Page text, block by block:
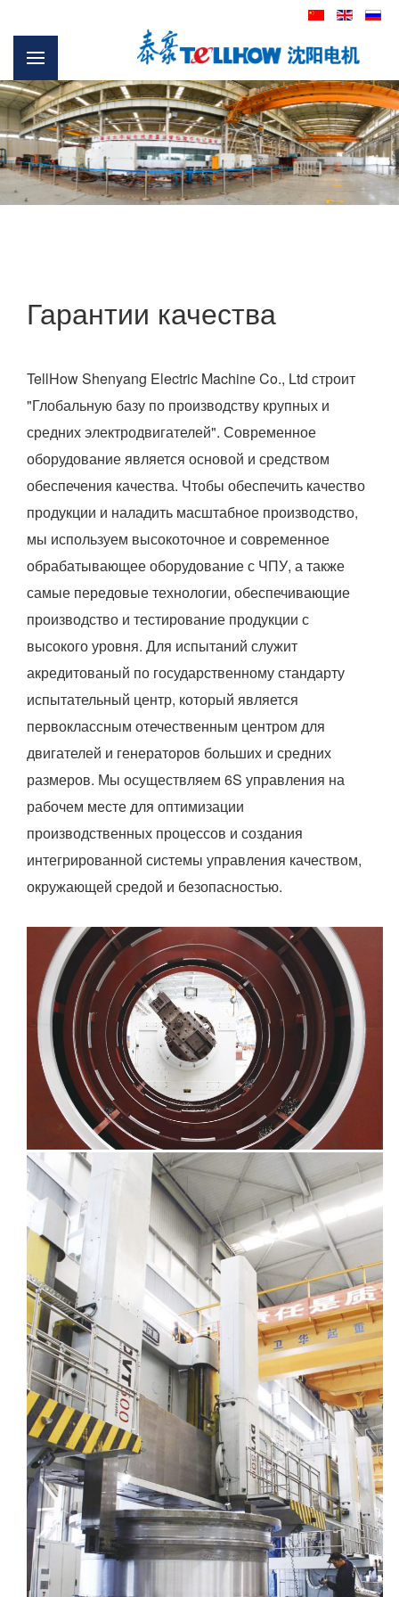
Гарантии качества
TellHow Shenyang Electric Machine Co., Ltd строит
"Глобальную базу по производству крупных и
средних электродвигателей". Современное
оборудование является основой и средством
обеспечения качества. Чтобы обеспечить качество
продукции и наладить масштабное производство,
мы используем высокоточное и современное
обрабатывающее оборудование с ЧПУ, а также
самые передовые технологии, обеспечивающие
производство и тестирование продукции с
высокого уровня. Для испытаний служит
акредитованый по государственному стандарту
испытательный центр, который является
первоклассным отечественным центром для
двигателей и генераторов больших и средних
размеров. Мы осуществляем 6S управления на
рабочем месте для оптимизации
производственных процессов и создания
интегрированной системы управления качеством,
окружающей средой и безопасностью.